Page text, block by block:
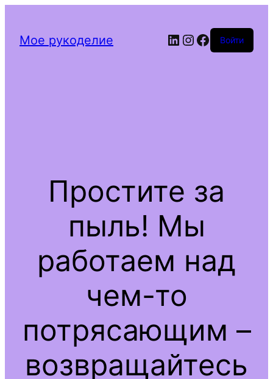
Мое рукоделие Войти
Простите за
пыль! Мы
работаем над
чем-то
потрясающим –
возвращайтесь